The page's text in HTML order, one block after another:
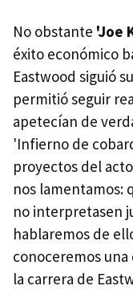
No obstante 'Joe
éxito económico
Eastwood siguió
permitió seguir
apetecían de
'Infierno de
proyectos del
nos lamentamos:
no interpretasen
hablaremos de
conoceremos
la carrera de